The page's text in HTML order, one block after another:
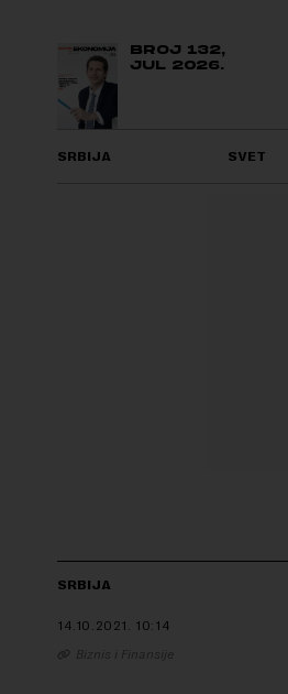
BROJ 132,
JUL 2026.
SRBIJA SVET
SRBIJA
14.10.2021. 10:14
Biznis i Finansije